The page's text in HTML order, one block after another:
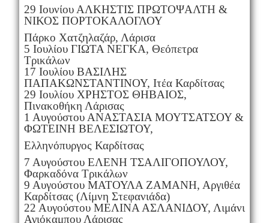
29 Ιουνίου ΑΛΚΗΣΤΙΣ ΠΡΩΤΟΨΑΛΤΗ &
ΝΙΚΟΣ ΠΟΡΤΟΚΑΛΟΓΛΟΥ
Πάρκο Χατζηλαζάρ, Λάρισα
5 Ιουλίου ΓΙΩΤΑ ΝΕΓΚΑ, Θεόπετρα
Τρικάλων
17 Ιουλίου ΒΑΣΙΛΗΣ
ΠΑΠΑΚΩΝΣΤΑΝΤΙΝΟΥ, Ιτέα Καρδίτσας
29 Ιουλίου ΧΡΗΣΤΟΣ ΘΗΒΑΙΟΣ,
Πινακοθήκη Λάρισας
1 Αυγούστου ΑΝΑΣΤΑΣΙΑ ΜΟΥΤΣΑΤΣΟΥ &
ΦΩΤΕΙΝΗ ΒΕΛΕΣΙΩΤΟΥ,
Ελληνόπυργος Καρδίτσας
7 Αυγούστου ΕΛΕΝΗ ΤΣΑΛΙΓΟΠΟΥΛΟΥ,
Φαρκαδόνα Τρικάλων
9 Αυγούστου ΜΑΤΟΥΛΑ ΖΑΜΑΝΗ, Αργιθέα
Καρδίτσας (Λίμνη Στεφανιάδα)
22 Αυγούστου ΜΕΛΙΝΑ ΑΣΛΑΝΙΔΟΥ, Λιμάνι
Αγιόκαμπου Λάρισας